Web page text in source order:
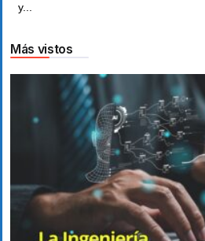
y...
Más vistos